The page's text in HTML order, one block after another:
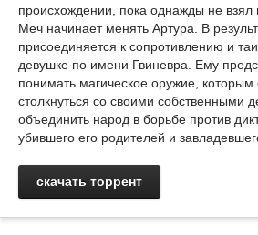
происхождении, пока однажды не взял
Меч начинает менять Артура. В
присоединяется к сопротивлению и
девушке по имени Гвиневра. Ему
понимать магическое оружие, которым
столкнуться со своими собственными
объединить народ в борьбе против
убившего его родителей и
скачать торрент